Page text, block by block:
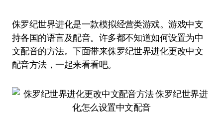
侏罗纪世界进化是一款模拟经营类游戏。游戏中支
持各国的语言及配音。许多都不知道如何设置为中
文配音的方法。下面带来侏罗纪世界进化更改中文
配音方法，一起来看看吧。